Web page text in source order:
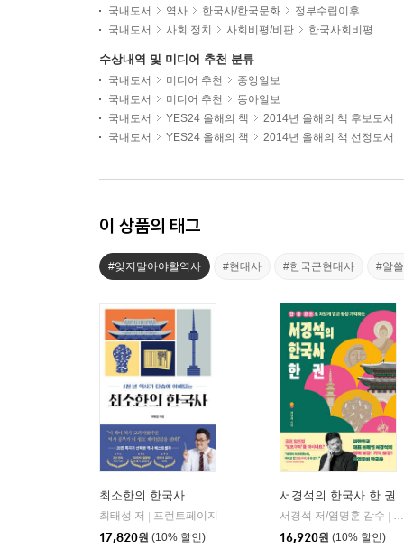
국내도서
역사 한국사/한국문화
정부수립이후
국내도서
사회 정치 사회비평/비판 한국사회비평
수상내역 및 미디어 추천 분류
국내도서 미디어 추천
중앙일보
국내도서
미디어 추천
동아일보
국내도서
YES24 올해의 책
2014년 올해의 책 후보도서
국내도서
YES24 올해의 책 2014년 올해의 책 선정도서
이 상품의 태그
#잊지말아야할역사 #현대사 #한국근현대사 #알
최소한의 한국사
최태성 저
프런트페이지
17,820원 (10% 할인)
서경석의 한국사 한 권
서경석 저/염명훈 감수
16,920원 (10% 할인)